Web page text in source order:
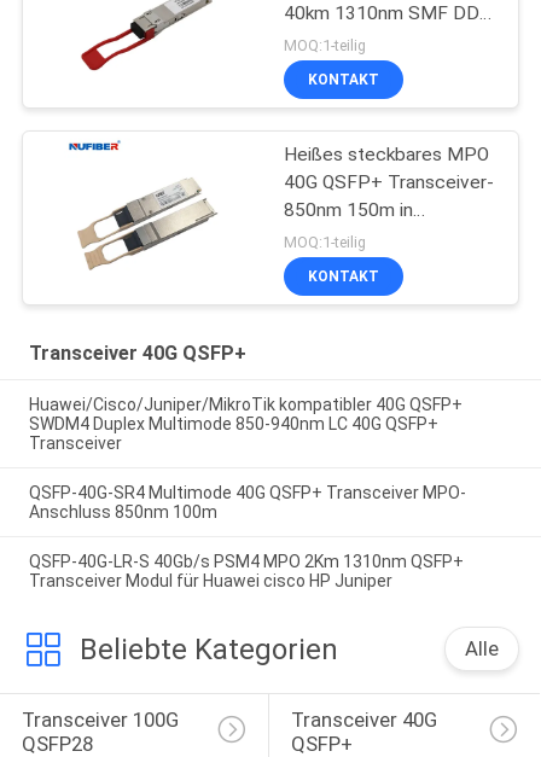
40km 1310nm SMF DDM
FCC genehmigte
MOQ:1-teilig
KONTAKT
Heißes steckbares MPO
40G QSFP+ Transceiver-
850nm 150m in
mehreren Betriebsarten
MOQ:1-teilig
KONTAKT
Transceiver 40G QSFP+
Huawei/Cisco/Juniper/MikroTik kompatibler 40G QSFP+
SWDM4 Duplex Multimode 850-940nm LC 40G QSFP+
Transceiver
QSFP-40G-SR4 Multimode 40G QSFP+ Transceiver MPO-
Anschluss 850nm 100m
QSFP-40G-LR-S 40Gb/s PSM4 MPO 2Km 1310nm QSFP+
Transceiver Modul für Huawei cisco HP Juniper
Beliebte Kategorien Alle
Transceiver 100G
QSFP28
Transceiver 40G
QSFP+